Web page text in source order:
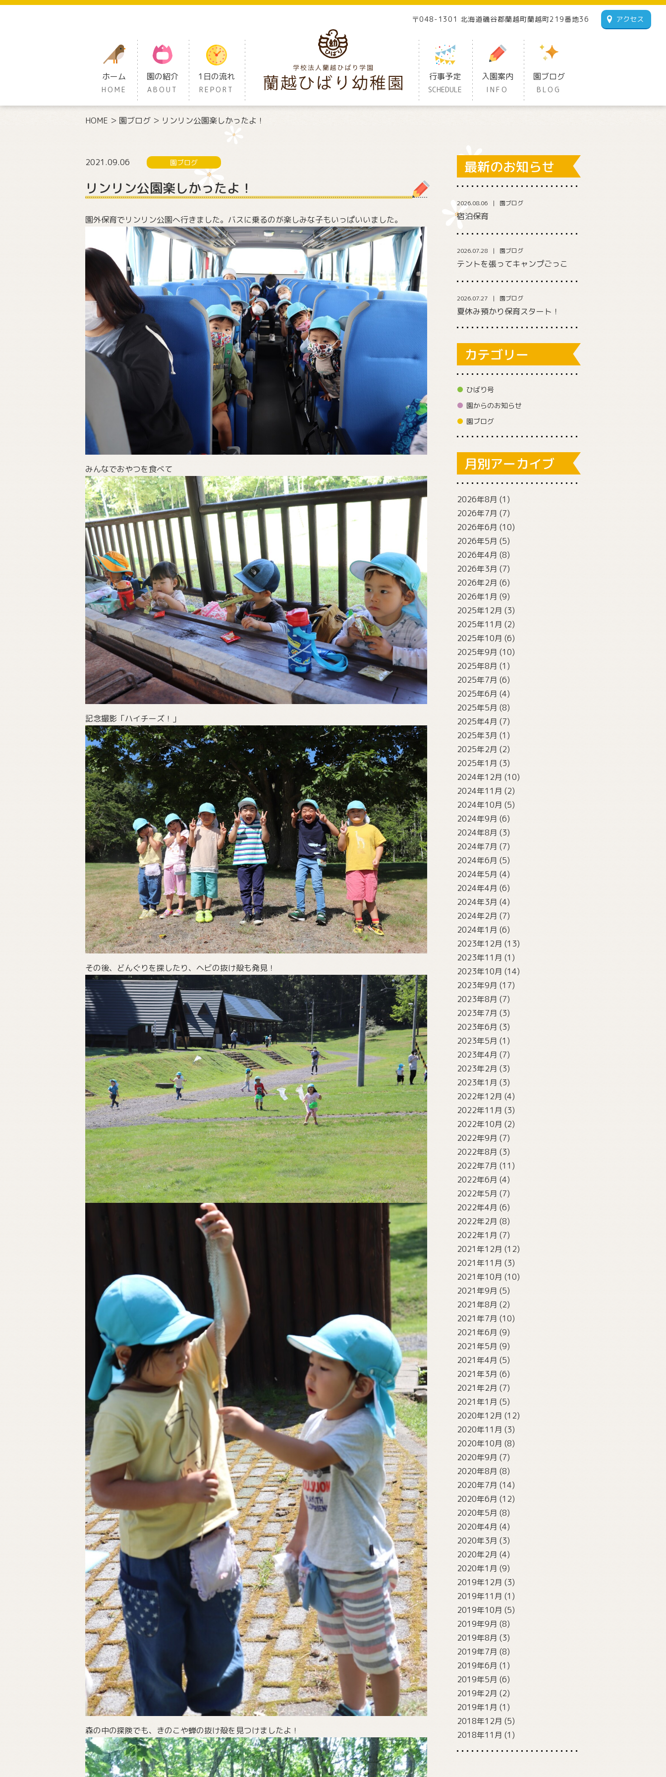
〒048-1301 北海道磯谷郡蘭越町蘭越町219番地36 アクセス
ホーム
HOME
園の紹介
ABOUT
1日の流れ
REPORT
行事予定
SCHEDULE
入園案内
INFO
園ブログ
BLOG
HOME 園ブログ リンリン公園楽しかったよ！
2021.09.06 園ブログ
リンリン公園楽しかったよ！
園外保育でリンリン公園へ行きました。バスに乗るのが楽しみな子もいっぱいいました。
みんなでおやつを食べて
記念撮影「ハイチーズ！」
その後、どんぐりを探したり、ヘビの抜け殻も発見！
森の中の探険でも、きのこや蝉の抜け殻を見つけましたよ！
最新のお知らせ
2026.08.06 園ブログ
宿泊保育
2026.07.28 園ブログ
テントを張ってキャンプごっこ
2026.07.27 園ブログ
夏休み預かり保育スタート！
カテゴリー
ひばり号
園からのお知らせ
園ブログ
月別アーカイブ
2026年8月 (1)
2026年7月 (7)
2026年6月 (10)
2026年5月 (5)
2026年4月 (8)
2026年3月 (7)
2026年2月 (6)
2026年1月 (9)
2025年12月 (3)
2025年11月 (2)
2025年10月 (6)
2025年9月 (10)
2025年8月 (1)
2025年7月 (6)
2025年6月 (4)
2025年5月 (8)
2025年4月 (7)
2025年3月 (1)
2025年2月 (2)
2025年1月 (3)
2024年12月 (10)
2024年11月 (2)
2024年10月 (5)
2024年9月 (6)
2024年8月 (3)
2024年7月 (7)
2024年6月 (5)
2024年5月 (4)
2024年4月 (6)
2024年3月 (4)
2024年2月 (7)
2024年1月 (6)
2023年12月 (13)
2023年11月 (1)
2023年10月 (14)
2023年9月 (17)
2023年8月 (7)
2023年7月 (3)
2023年6月 (3)
2023年5月 (1)
2023年4月 (7)
2023年2月 (3)
2023年1月 (3)
2022年12月 (4)
2022年11月 (3)
2022年10月 (2)
2022年9月 (7)
2022年8月 (3)
2022年7月 (11)
2022年6月 (4)
2022年5月 (7)
2022年4月 (6)
2022年2月 (8)
2022年1月 (7)
2021年12月 (12)
2021年11月 (3)
2021年10月 (10)
2021年9月 (5)
2021年8月 (2)
2021年7月 (10)
2021年6月 (9)
2021年5月 (9)
2021年4月 (5)
2021年3月 (6)
2021年2月 (7)
2021年1月 (5)
2020年12月 (12)
2020年11月 (3)
2020年10月 (8)
2020年9月 (7)
2020年8月 (8)
2020年7月 (14)
2020年6月 (12)
2020年5月 (8)
2020年4月 (4)
2020年3月 (3)
2020年2月 (4)
2020年1月 (9)
2019年12月 (3)
2019年11月 (1)
2019年10月 (5)
2019年9月 (8)
2019年8月 (3)
2019年7月 (8)
2019年6月 (1)
2019年5月 (6)
2019年2月 (2)
2019年1月 (1)
2018年12月 (5)
2018年11月 (1)